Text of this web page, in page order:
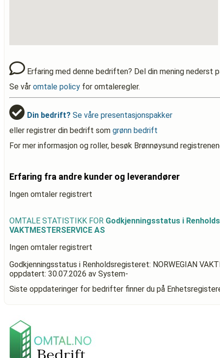
Erfaring med denne bedriften? Del din mening nederst
Se vår omtale policy for omtaleregler.
Din bedrift? Se våre presentasjonspakker
eller registrer din bedrift som grønn bedrift
For mer informasjon og roller, besøk Brønnøysund
Erfaring fra andre kunder og leverandører
Ingen omtaler registrert
OMTALE STATISTIKK FOR Godkjenningsstatus i
VAKTMESTERSERVICE AS
Ingen omtaler registrert
Godkjenningsstatus i Renholdsregisteret: NORWEGIAN
oppdatert: 30.07.2026 av System-
Siste oppdateringer for bedrifter finner du på